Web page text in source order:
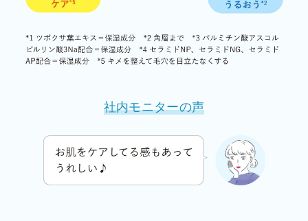
社内モニターの声